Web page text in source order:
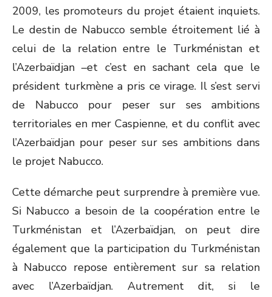
2009, les promoteurs du projet étaient inquiets.
Le destin de Nabucco semble étroitement lié à
celui de la relation entre le Turkménistan et
l’Azerbaïdjan –et c’est en sachant cela que le
président turkmène a pris ce virage. Il s’est servi
de Nabucco pour peser sur ses ambitions
territoriales en mer Caspienne, et du conflit avec
l’Azerbaïdjan pour peser sur ses ambitions dans
le projet Nabucco.
Cette démarche peut surprendre à première vue.
Si Nabucco a besoin de la coopération entre le
Turkménistan et l’Azerbaïdjan, on peut dire
également que la participation du Turkménistan
à Nabucco repose entièrement sur sa relation
avec l’Azerbaïdjan. Autrement dit, si le